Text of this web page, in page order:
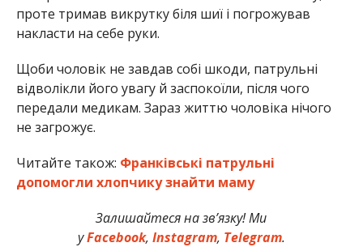
проте тримав викрутку біля шиї і погрожував
накласти на себе руки.
Щоби чоловік не завдав собі шкоди, патрульні
відволікли його увагу й заспокоїли, після чого
передали медикам. Зараз життю чоловіка нічого
не загрожує.
Читайте також: Франківські патрульні
допомогли хлопчику знайти маму
Залишайтеся на зв’язку! Ми
уFacebook, Instagram, Telegram.